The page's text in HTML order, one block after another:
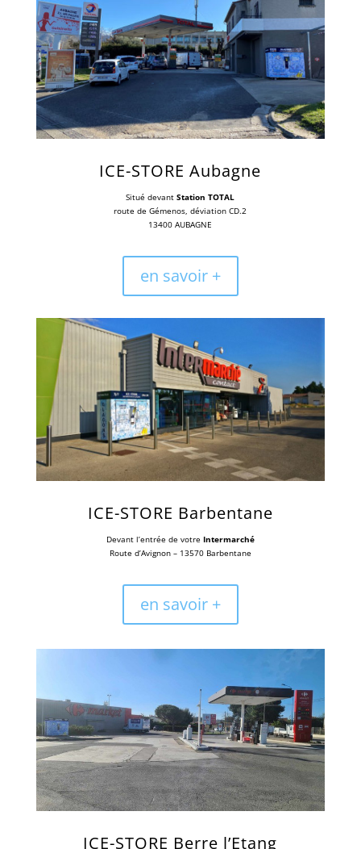
ICE-STORE Aubagne
Situé devantStation TOTAL
route de Gémenos, déviation CD.2
13400 AUBAGNE
en savoir +
ICE-STORE Barbentane
Devant l’entrée de votre Intermarché
Route d’Avignon – 13570 Barbentane
en savoir +
ICE-STORE Berre l’Etang